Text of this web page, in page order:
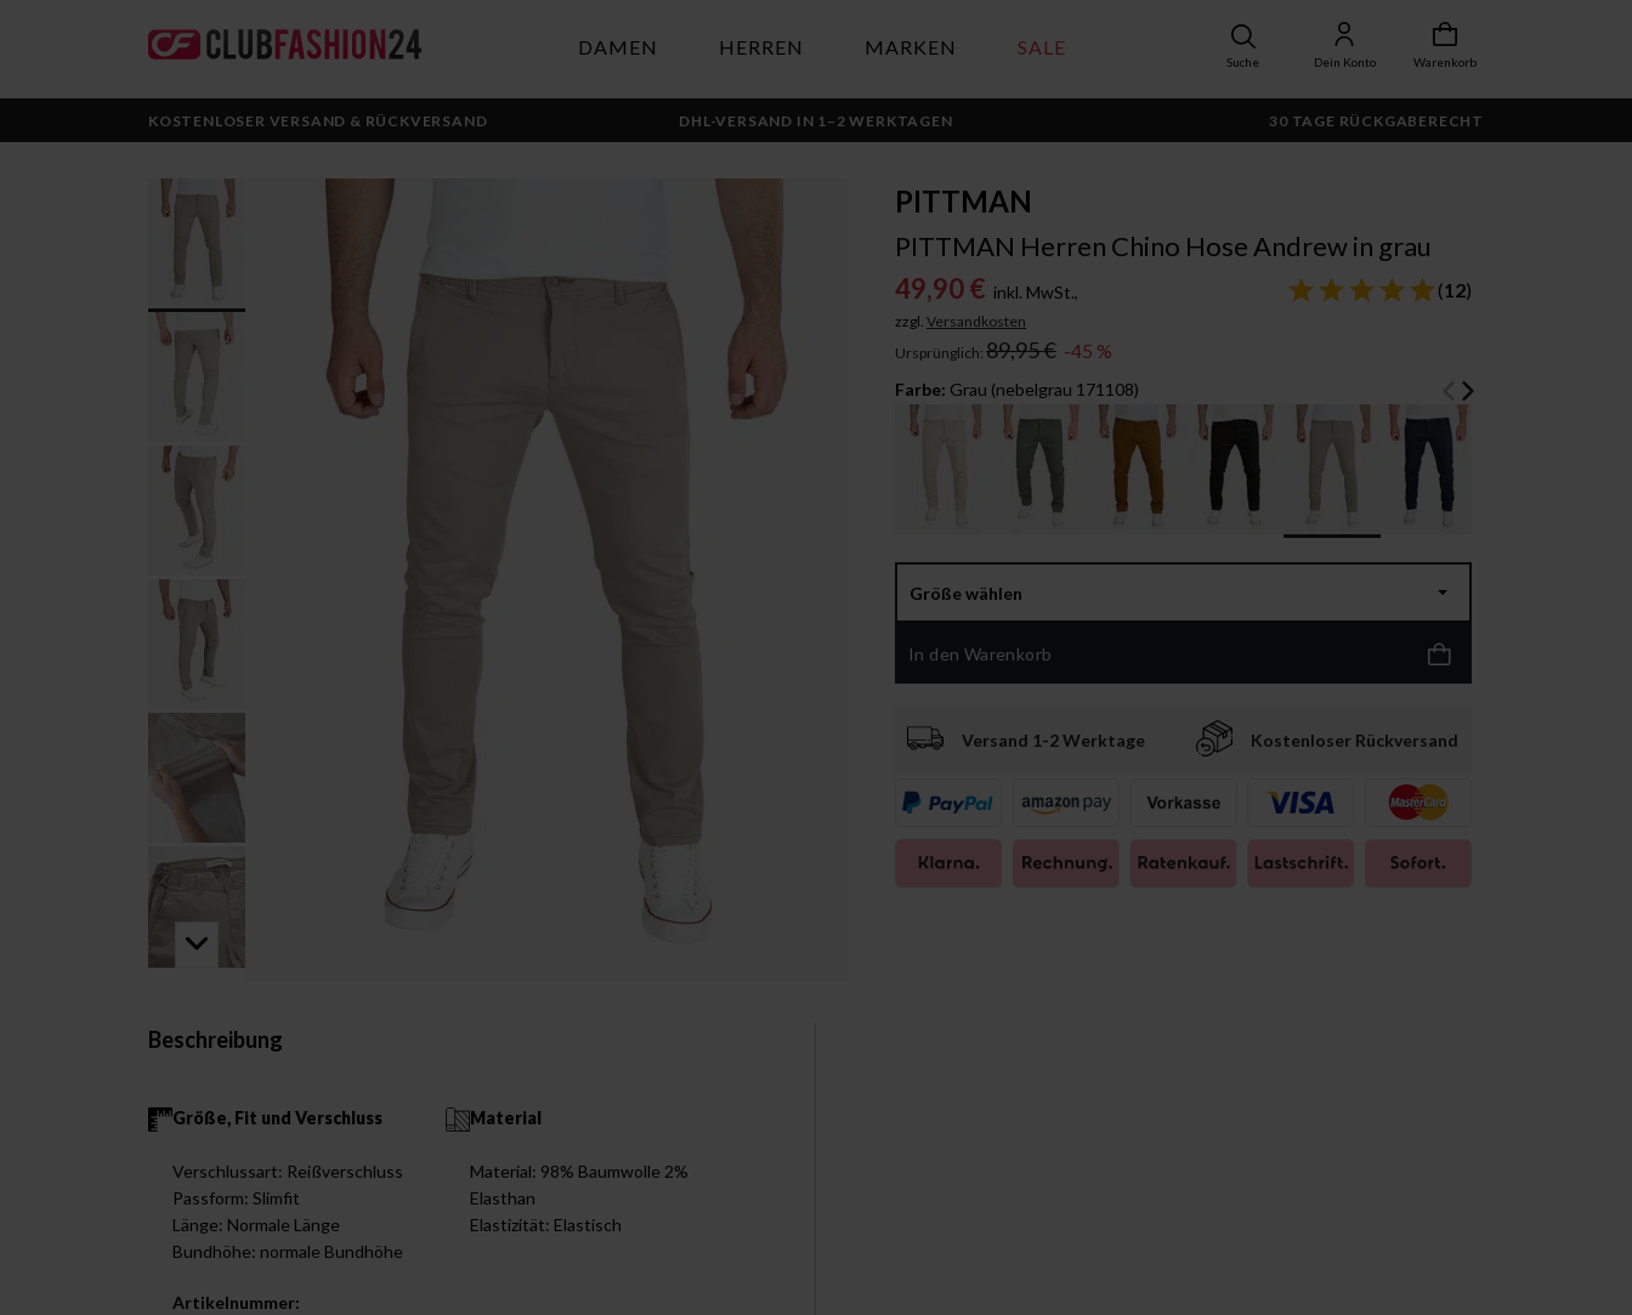
DAMEN HERREN MARKEN SALE
Suche Dein Konto Warenkorb
KOSTENLOSER VERSAND & RÜCKVERSAND DHL-VERSAND IN 1–2 WERKTAGEN 30 TAGE RÜCKGABERECHT
PITTMAN
PITTMAN Herren Chino Hose Andrew in grau
49,90 € inkl. MwSt.,
zzgl. Versandkosten
Ursprünglich: 89,95 € -45 %
(12)
Farbe: Grau (nebelgrau 171108)
Größe wählen
In den Warenkorb
Versand 1-2 Werktage Kostenloser Rückversand
Beschreibung
Größe, Fit und Verschluss
Verschlussart: Reißverschluss
Passform: Slimfit
Länge: Normale Länge
Bundhöhe: normale Bundhöhe
Artikelnummer:
Material
Material: 98% Baumwolle 2%
Elasthan
Elastizität: Elastisch